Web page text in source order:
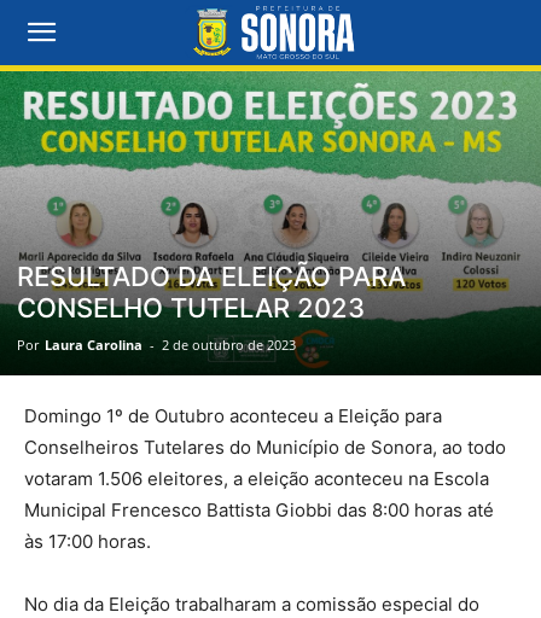
RESULTADO DA ELEIÇÃO PARA
CONSELHO TUTELAR 2023
Por Laura Carolina - 2 de outubro de 2023
Domingo 1º de Outubro aconteceu a Eleição para
Conselheiros Tutelares do Município de Sonora, ao todo
votaram 1.506 eleitores, a eleição aconteceu na Escola
Municipal Frencesco Battista Giobbi das 8:00 horas até
às 17:00 horas.
No dia da Eleição trabalharam a comissão especial do